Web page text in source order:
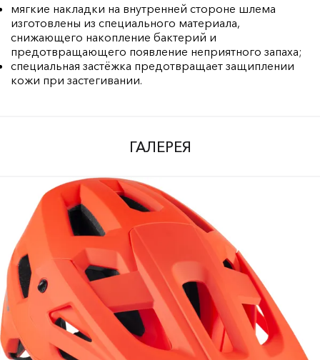
мягкие накладки на внутренней стороне шлема
изготовлены из специального материала,
снижающего накопление бактерий и
предотвращающего появление неприятного запаха;
специальная застёжка предотвращает защиплении
кожи при застегивании.
ГАЛЕРЕЯ